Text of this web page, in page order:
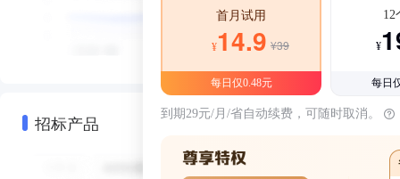
招标产品
首月试用
¥14.9 ¥39
每日仅0.48元
12
¥
每日
到期29元/月/省自动续费，可随时取消。